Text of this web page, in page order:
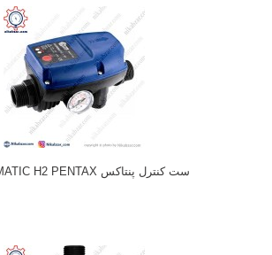
ست کنترل پنتاکس HIDROMATIC H2 PENTAX